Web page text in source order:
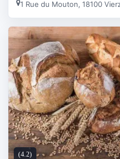
1 Rue du Mouton, 18100
(4.2)